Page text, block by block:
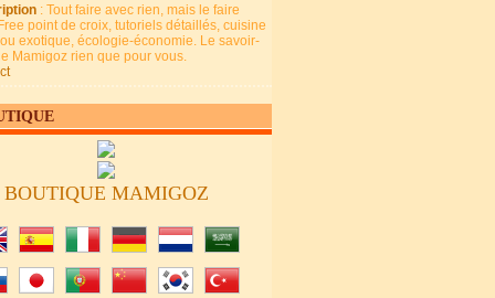
: Tout faire avec rien, mais le faire
point de croix, tutoriels détaillés, cuisine
exotique, écologie-économie. Le savoir-
Mamigoz rien que pour vous.
BOUTIQUE MAMIGOZ